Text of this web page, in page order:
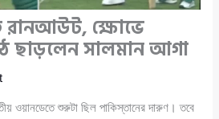
রানআউট, ক্ষোভে
ছাড়লেন সালমান আগা
ওয়ানডেতে শুরুটা ছিল পাকিস্তানের দারুণ। তবে